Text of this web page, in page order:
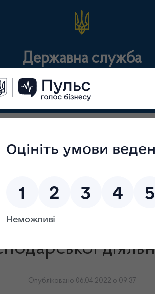
Державна служба
документи Для
імпорт
АФІ)
нагляд
(контроль)
засобів на підставі декларацій про
на підставі
Опубліковано 06.04.2022 о 09:37